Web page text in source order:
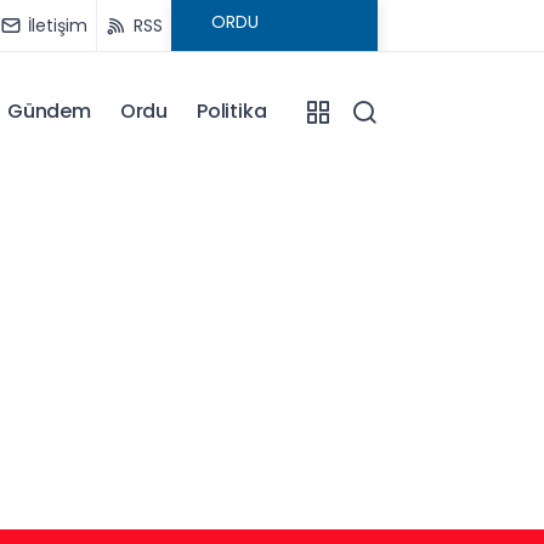
İletişim RSS
Gündem Ordu Politika